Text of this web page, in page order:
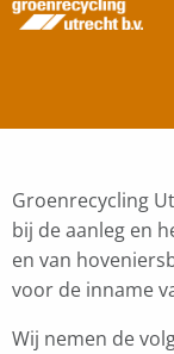
Groenrecycling
bij de aanleg en
en van
voor de inname
Wij nemen de